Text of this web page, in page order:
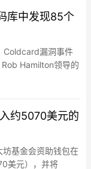
库中发现85个
Coldcard漏洞事件
Hamilton领导的
AI代币对390多个
已在27.5小时内提
约5070美元的
基金会资助钱包在
美元），并将